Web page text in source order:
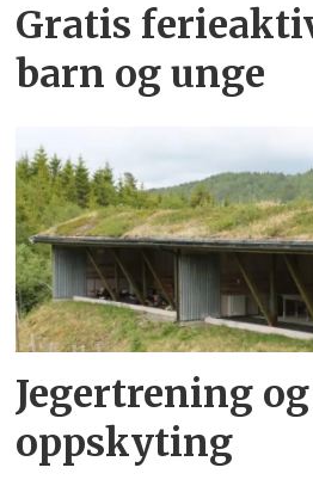
Gratis
barn og unge
Jegertrening og
oppskyting